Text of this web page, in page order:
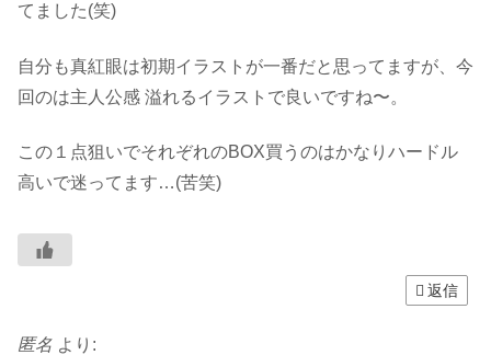
てました(笑)
自分も真紅眼は初期イラストが一番だと思ってますが、今
回のは主人公感 溢れるイラストで良いですね〜。
この１点狙いでそれぞれのBOX買うのはかなりハードル
高いで迷ってます…(苦笑)
返信
匿名 より: